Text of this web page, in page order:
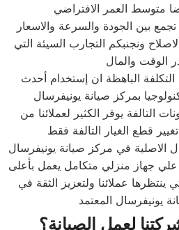
متوسط العمر الافتراضي
بين الجودة والسرعة والاسعار
ونجنبكم التجارب السيئة التي
الباهظة ان إستخدام أحدث
بمركز صيانة يونيفرسال
التالفة يوفر الكثير لعملائنا من
قطع الغيار التالفة فقط
الاصلية في مركز صيانة يونيفرسال
جهاز منزلي متكامل يعمل بأعلى
عملائنا ولتعزيز الثقة في
يونيفرسال المعتمد
لعمل الصيانة؟